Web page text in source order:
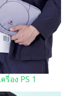
รื่อง PS 1